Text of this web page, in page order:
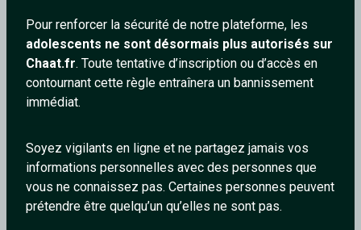
Pour renforcer la sécurité de notre plateforme, les
adolescents ne sont désormais plus autorisés sur
Chaat.fr. Toute tentative d’inscription ou d’accès en
contournant cette règle entraînera un bannissement
immédiat.
Soyez vigilants en ligne et ne partagez jamais vos
informations personnelles avec des personnes que
vous ne connaissez pas. Certaines personnes peuvent
prétendre être quelqu’un qu’elles ne sont pas.
37 ans 49 ans
Ohlwy Leo441
20 ans